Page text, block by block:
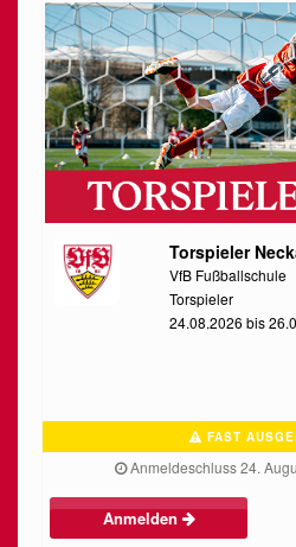
Torspieler
VfB Fußballschule
Torspieler
24.08.2026 bis
FAST
Anmeldeschluss 24.
Anmelden